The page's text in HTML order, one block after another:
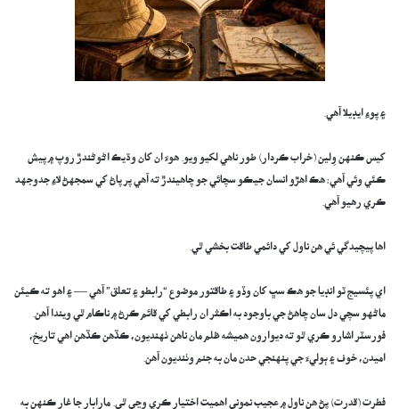
​۽ پوءِ ايڊيلا آهي.
​کيس ڪنهن وِلين (خراب ڪردار) طور ناهي لکيو ويو. هوءَ ان کان وڌيڪ اڻوڻندڙ روپ ۾ پيش
ڪئي وئي آهي: هڪ اهڙو انسان جيڪو سچائي جو چاهيندڙ ته آهي پر پاڻ کي سمجهڻ لاءِ جدوجهد
ڪري رهيو آهي.
​اها پيچيدگي ئي هن ناول کي دائمي طاقت بخشي ٿي.
​اي پئسيج ٽو انڊيا جو هڪ سڀ کان وڏو ۽ طاقتور موضوع “رابطو ۽ تعلق” آهي — ۽ اهو ته ڪيئن
ماڻهو سچي دل سان چاهڻ جي باوجود به اڪثر ان رابطي کي قائم ڪرڻ ۾ ناڪام ٿي ويندا آهن.
فورسٽر اشارو ڪري ٿو ته ديوارون هميشه ظلم مان ناهن ٺهنديون، ڪڏهن ڪڏهن اهي تاريخ،
اميدن، خوف ۽ ٻوليءَ جي پنهنجي حدن مان به جنم وٺنديون آهن.
​فطرت (قدرت) پڻ هن ناول ۾ عجيب نموني اهميت اختيار ڪري وڃي ٿي. مارابار جا غار ڪنهن به